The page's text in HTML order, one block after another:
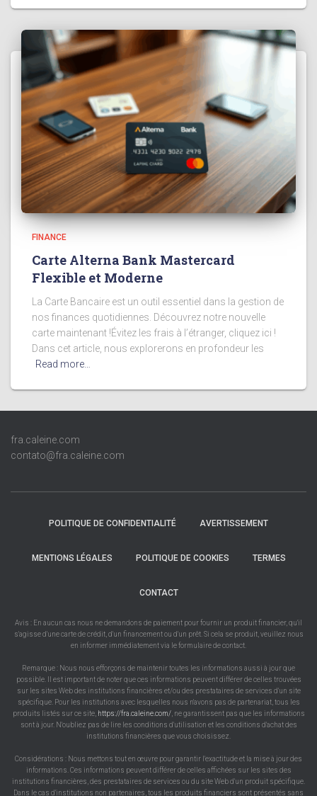
FINANCE
Carte Alterna Bank Mastercard
Flexible et Moderne
La Carte Bancaire est un outil essentiel dans la gestion de
nos finances quotidiennes. Découvrez notre nouvelle
carte maintenant !Évitez les frais à l’étranger, cliquez ici !
Dans cet article, nous explorerons en profondeur les
Read more…
fra.caleine.com
contato@fra.caleine.com
POLITIQUE DE CONFIDENTIALITÉ AVERTISSEMENT
MENTIONS LÉGALES POLITIQUE DE COOKIES TERMES
CONTACT
Avis : En aucun cas nous ne demandons de paiement pour fournir un produit financier, qu'il
s'agisse d'une carte de crédit, d'un financement ou d'un prêt. Si cela se produit, veuillez nous
en informer immédiatement via le formulaire de contact.
Remarque : Nous nous efforçons de maintenir toutes les informations aussi à jour que
possible. Il est important de noter que ces informations peuvent différer de celles trouvées
sur les sites Web des institutions financières et/ou des prestataires de services d'un site
spécifique. Pour les institutions avec lesquelles nous n'avons pas de partenariat, tous les
produits listés sur ce site, https://fra.caleine.com/, ne garantissent pas que les informations
sont à jour. N'oubliez pas de lire les conditions d'utilisation et les conditions d'achat des
institutions financières que vous choisissez.
Considérations : Nous mettons tout en œuvre pour garantir l'exactitude et la mise à jour des
informations. Ces informations peuvent différer de celles affichées sur les sites des
institutions financières, des prestataires de services ou du site Web d'un produit spécifique.
Dans le cas d'institutions non partenaires, tous les produits financiers sont présentés sans